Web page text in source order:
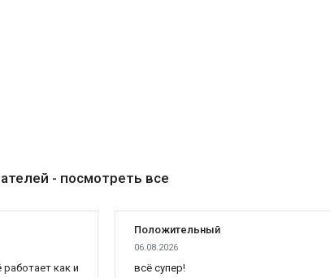
- посмотреть все
как и
Положительный
06.08.2026
всё супер!